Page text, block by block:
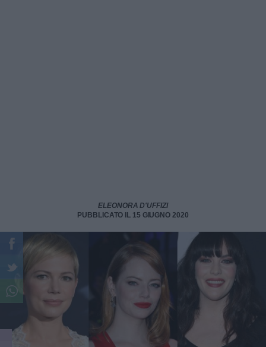
ELEONORA D'UFFIZI
PUBBLICATO IL 15 GIUGNO 2020